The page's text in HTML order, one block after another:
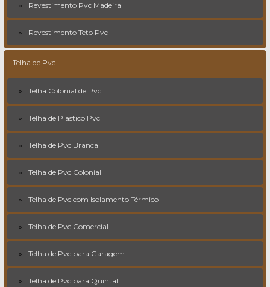
Revestimento Pvc Madeira
Revestimento Teto Pvc
Telha de Pvc
Telha Colonial de Pvc
Telha de Plastico Pvc
Telha de Pvc Branca
Telha de Pvc Colonial
Telha de Pvc com Isolamento Térmico
Telha de Pvc Comercial
Telha de Pvc para Garagem
Telha de Pvc para Quintal